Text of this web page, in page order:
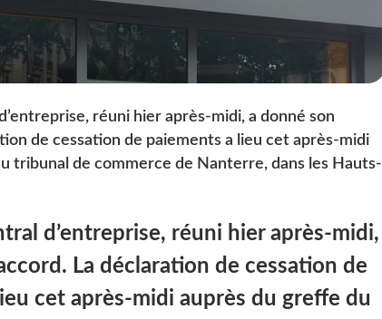
réuni hier après-midi, a donné son
de cessation de paiements a lieu cet après-midi
tribunal de commerce de Nanterre, dans les Hauts-
d’entreprise, réuni hier après-midi,
La déclaration de cessation de
cet après-midi auprès du greffe du